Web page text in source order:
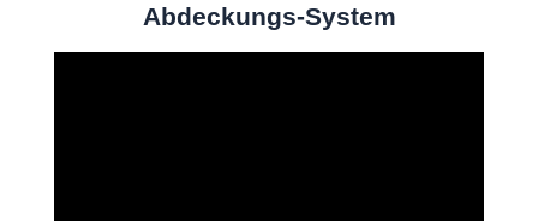
Abdeckungs-System